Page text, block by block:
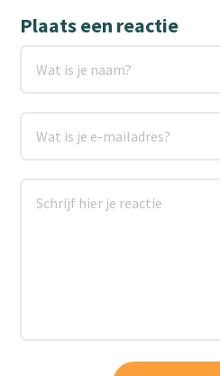
Plaats een reactie